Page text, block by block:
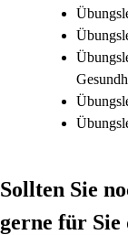
Sollten Sie
gerne für Sie